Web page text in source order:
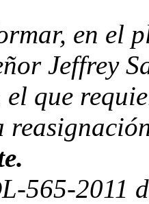
en el
Jeffrey
que
565-2011